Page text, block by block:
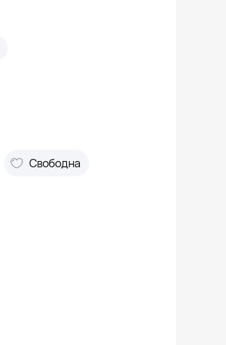
Свободна